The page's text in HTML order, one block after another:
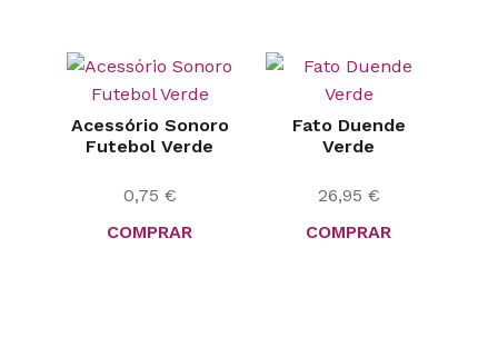
Acessório Sonoro
Futebol Verde
0,75 €
COMPRAR
Fato Duende
Verde
26,95 €
COMPRAR